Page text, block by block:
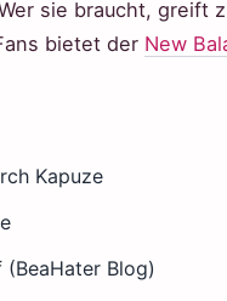
sie braucht, greift
bietet der New
Kapuze
Blog)